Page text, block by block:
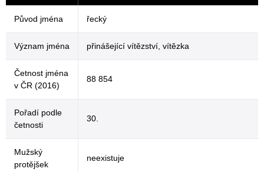
Původ jména řecký
Význam jména přinášející vítězství, vítězka
Četnost jména
v ČR (2016)
88 854
Pořadí podle
četnosti
30.
Mužský
protějšek
neexistuje